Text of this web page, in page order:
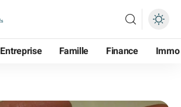
Entreprise Famille Finance Immo